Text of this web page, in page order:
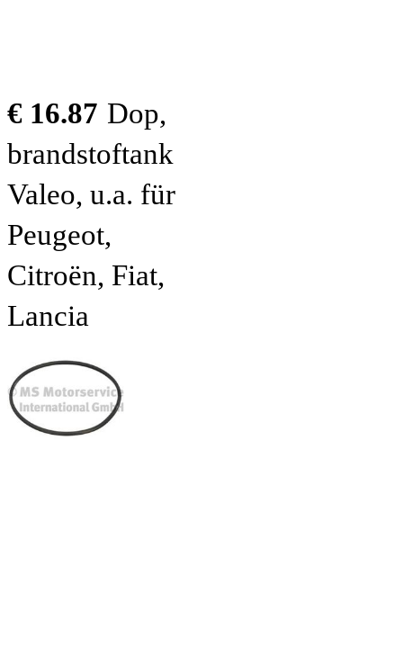
€ 16.87 Dop,
brandstoftank
Valeo, u.a. für
Peugeot,
Citroën, Fiat,
Lancia